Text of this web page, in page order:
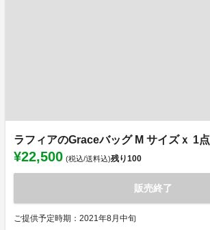
ラフィアのGraceバッグ M サイズｘ 1点
¥22,500 (税込/送料込)残り100
販売終了
ご提供予定時期：2021年8月中旬